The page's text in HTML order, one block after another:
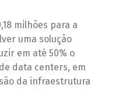
milhões para a
uma solução
em até 50% o
data centers, em
da infraestrutura